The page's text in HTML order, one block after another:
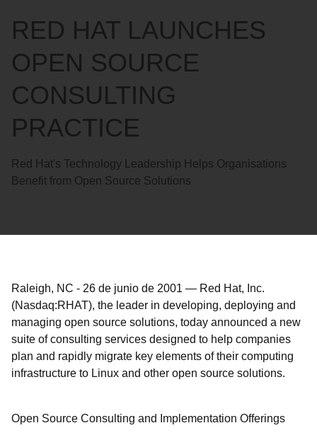
RED HAT LAUNCHES
OPEN SOURCE
CONSULTING
PRACTICE
Red Hat's Technology Leadership Helps Organisations
Benefit from Open Source Solutions
Raleigh, NC - 26 de junio de 2001 — Red Hat, Inc.
(Nasdaq:RHAT), the leader in developing, deploying and
managing open source solutions, today announced a new
suite of consulting services designed to help companies
plan and rapidly migrate key elements of their computing
infrastructure to Linux and other open source solutions.
Open Source Consulting and Implementation Offerings